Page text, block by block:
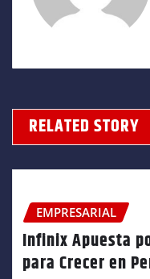
RELATED STORY
EMPRESARIAL
Infinix Apuesta
para Crecer en